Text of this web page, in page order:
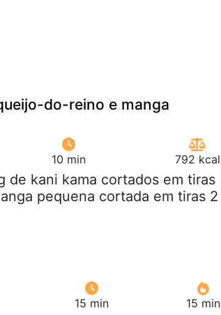
do-reino e manga
10 min 792 kcal
de kani kama cortados em tiras
pequena cortada em tiras 2
15 min 15 min